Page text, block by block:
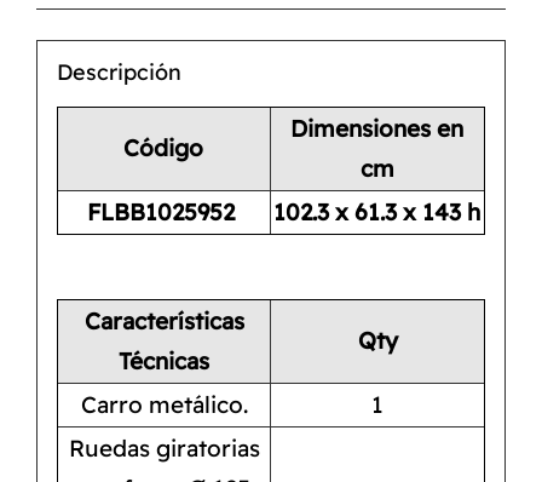
Descripción
Código
Dimensiones en
cm
FLBB1025952
102.3 x 61.3 x 143 h
Características
Técnicas
Qty
Carro metálico.
1
Ruedas giratorias